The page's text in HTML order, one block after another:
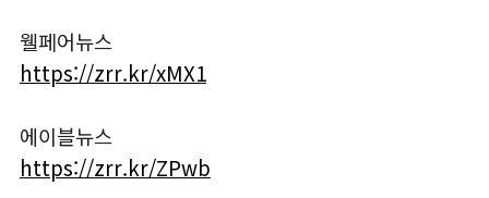
웰페어뉴스
https://zrr.kr/xMX1
에이블뉴스
https://zrr.kr/ZPwb